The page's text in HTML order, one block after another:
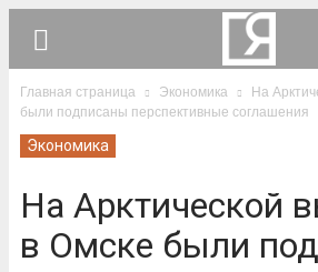
Главная страница Экономика
На
были подписаны перспективные соглашения
Экономика
На Арктической
в Омске были